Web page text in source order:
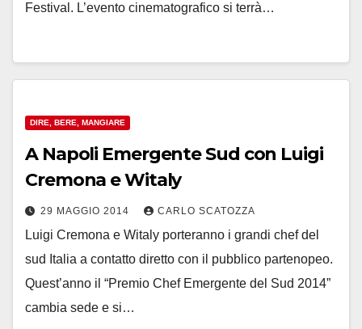
Festival. L’evento cinematografico si terrà…
DIRE, BERE, MANGIARE
A Napoli Emergente Sud con Luigi
Cremona e Witaly
29 MAGGIO 2014 CARLO SCATOZZA
Luigi Cremona e Witaly porteranno i grandi chef del
sud Italia a contatto diretto con il pubblico partenopeo.
Quest’anno il “Premio Chef Emergente del Sud 2014”
cambia sede e si…